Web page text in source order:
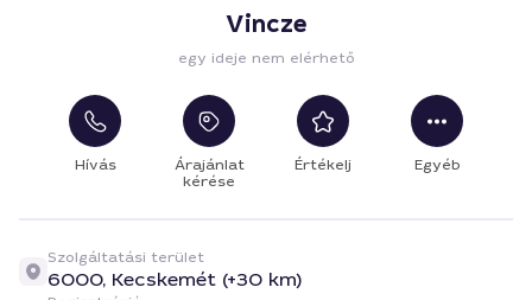
Vincze
egy ideje nem elérhető
Hívás
Árajánlat
kérése
Értékelj Egyéb
Szolgáltatási terület
6000, Kecskemét (+30 km)